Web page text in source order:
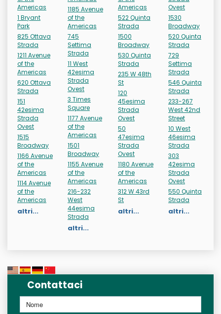
Americas
1 Bryant
Park
825 Ottava
Strada
1211 Avenue
of the
Americas
620 Ottava
Strada
151
42esima
Strada
Ovest
1515
Broadway
1166 Avenue
of the
Americas
1114 Avenue
of the
Americas
altri...
1185 Avenue
of the
Americas
745
Settima
Strada
11 West
42esima
Strada
Ovest
3 Times
Square
1177 Avenue
of the
Americas
1501
Broadway
1155 Avenue
of the
Americas
216-232
West
44esima
Strada
altri...
Americas
522 Quinta
Strada
1500
Broadway
530 Quinta
Strada
235 W 48th
St
120
45esima
Strada
Ovest
50
47esima
Strada
Ovest
1180 Avenue
of the
Americas
312 W 43rd
St
altri...
Ovest
1530
Broadway
520 Quinta
Strada
729
Settima
Strada
546 Quinta
Strada
233-267
West 42nd
Street
10 West
46esima
Strada
303
42esima
Strada
Ovest
550 Quinta
Strada
altri...
Contattaci